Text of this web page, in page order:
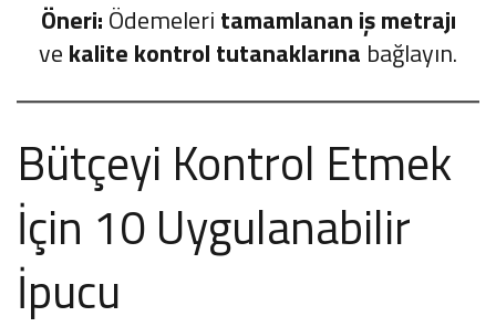
Öneri: Ödemeleri tamamlanan iş metrajı
ve kalite kontrol tutanaklarına bağlayın.
Bütçeyi Kontrol Etmek
İçin 10 Uygulanabilir
İpucu